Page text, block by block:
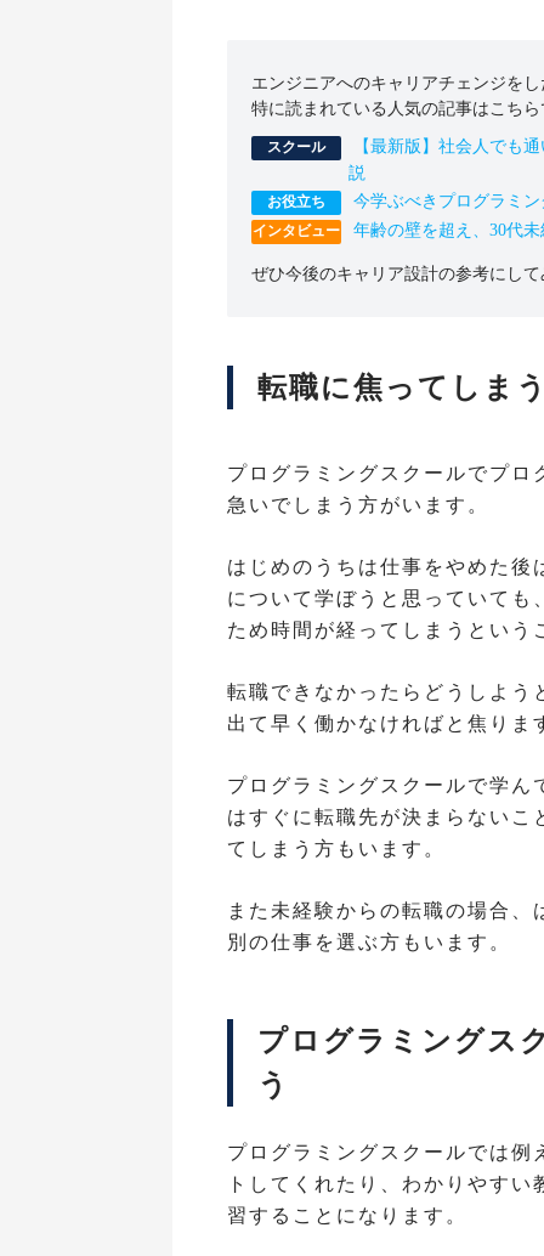
エンジニアへのキャリアチェンジを
特に読まれている人気の記事はこちら
【最新版】社会人でも
説
今学ぶべきプログラミ
年齢の壁を超え、30代
ぜひ今後のキャリア設計の参考にし
転職に焦ってしま
プログラミングスクールでプ
急いでしまう方がいます。
はじめのうちは仕事をやめた後
について学ぼうと思っていて
ため時間が経ってしまうという
転職できなかったらどうしよう
出て早く働かなければと焦りま
プログラミングスクールで学
はすぐに転職先が決まらない
てしまう方もいます。
また未経験からの転職の場合
別の仕事を選ぶ方もいます。
プログラミングス
う
プログラミングスクールでは
トしてくれたり、わかりやす
習することになります。